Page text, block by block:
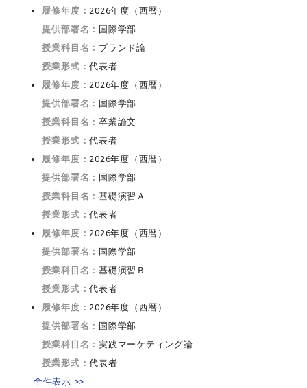
履修年度： 2026年度（西暦）
提供部署名： 国際学部
授業科目名： ブランド論
授業形式：代表者
履修年度： 2026年度（西暦）
提供部署名： 国際学部
授業科目名：卒業論文
授業形式：代表者
履修年度： 2026年度（西暦）
提供部署名： 国際学部
授業科目名：基礎演習Ａ
授業形式：代表者
履修年度： 2026年度（西暦）
提供部署名： 国際学部
授業科目名：基礎演習Ｂ
授業形式：代表者
履修年度： 2026年度（西暦）
提供部署名： 国際学部
授業科目名：実践マーケティング論
授業形式：代表者
全件表示 >>